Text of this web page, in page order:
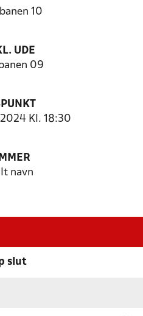
10
UDE
09
Kl. 18:30
navn
slut